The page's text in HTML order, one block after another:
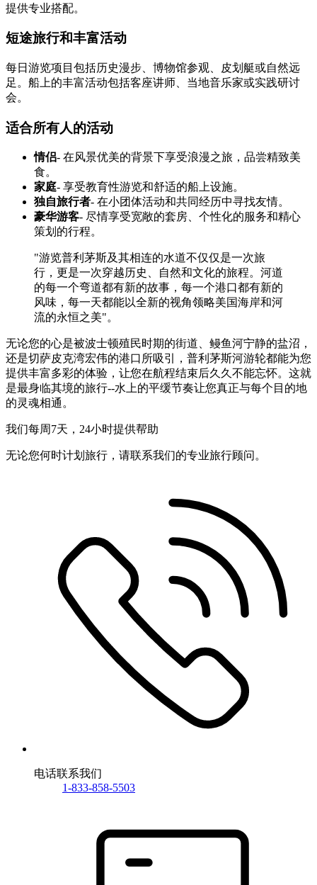
提供专业搭配。
短途旅行和丰富活动
每日游览项目包括历史漫步、博物馆参观、皮划艇或自然远
足。船上的丰富活动包括客座讲师、当地音乐家或实践研讨
会。
适合所有人的活动
情侣- 在风景优美的背景下享受浪漫之旅，品尝精致美
食。
家庭- 享受教育性游览和舒适的船上设施。
独自旅行者- 在小团体活动和共同经历中寻找友情。
豪华游客- 尽情享受宽敞的套房、个性化的服务和精心
策划的行程。
"游览普利茅斯及其相连的水道不仅仅是一次旅
行，更是一次穿越历史、自然和文化的旅程。河道
的每一个弯道都有新的故事，每一个港口都有新的
风味，每一天都能以全新的视角领略美国海岸和河
流的永恒之美"。
无论您的心是被波士顿殖民时期的街道、鳗鱼河宁静的盐沼，
还是切萨皮克湾宏伟的港口所吸引，普利茅斯河游轮都能为您
提供丰富多彩的体验，让您在航程结束后久久不能忘怀。这就
是最身临其境的旅行--水上的平缓节奏让您真正与每个目的地
的灵魂相通。
我们每周7天，24小时提供帮助
无论您何时计划旅行，请联系我们的专业旅行顾问。
电话联系我们
1-833-858-5503